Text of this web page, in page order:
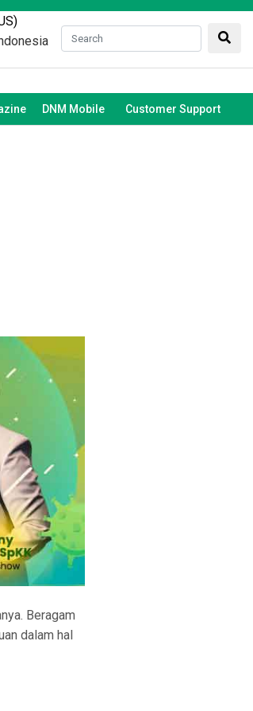
DNM Mobile Customer Support
Beragam
dalam hal